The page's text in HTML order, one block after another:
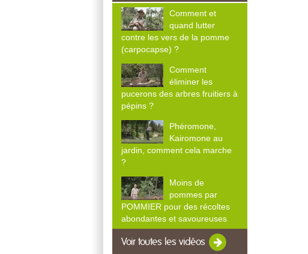
Comment et
quand lutter
contre les vers de la pomme
(carpocapse) ?
Comment
éliminer les
pucerons des arbres fruitiers à
pépins ?
Phéromone,
Kairomone au
jardin, comment cela marche
?
Moins de
pommes par
POMMIER pour des récoltes
abondantes et savoureuses
Voir toutes les vidéos